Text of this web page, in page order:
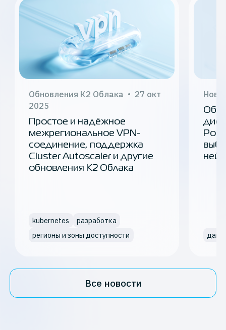
Обновления К2 Облака
27 окт
2025
Простое и надёжное
межрегиональное VPN-
соединение, поддержка
Cluster Autoscaler и другие
обновления К2 Облака
kubernetes
разработка
регионы и зоны доступности
Все новости